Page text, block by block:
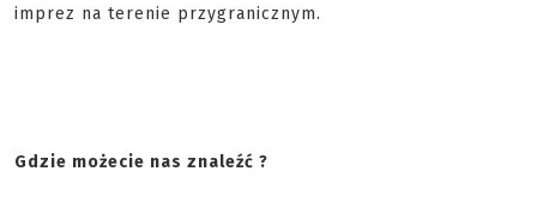
imprez na terenie przygranicznym.
Gdzie możecie nas znaleźć ?